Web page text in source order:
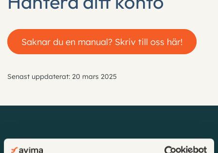
Kunder
English
Saknar du en manual? Skriv till oss här!
Senast uppdaterat: 20 mars 2025